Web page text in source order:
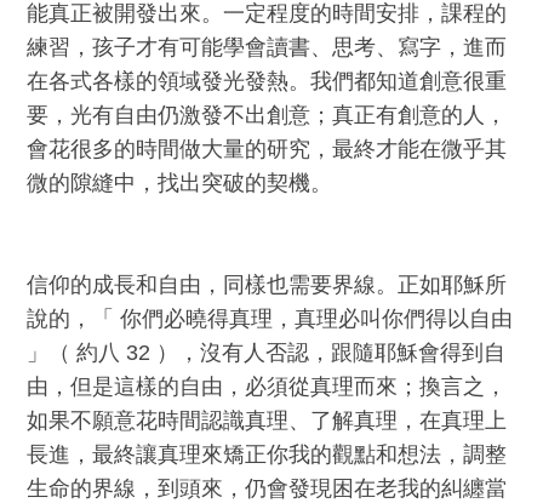
能真正被開發出來。一定程度的時間安排，課程的
練習，孩子才有可能學會讀書、思考、寫字，進而
在各式各樣的領域發光發熱。我們都知道創意很重
要，光有自由仍激發不出創意；真正有創意的人，
會花很多的時間做大量的研究，最終才能在微乎其
微的隙縫中，找出突破的契機。
信仰的成長和自由，同樣也需要界線。正如耶穌所
說的，「 你們必曉得真理，真理必叫你們得以自由
」（ 約八 32 ），沒有人否認，跟隨耶穌會得到自
由，但是這樣的自由，必須從真理而來；換言之，
如果不願意花時間認識真理、了解真理，在真理上
長進，最終讓真理來矯正你我的觀點和想法，調整
生命的界線，到頭來，仍會發現困在老我的糾纏當